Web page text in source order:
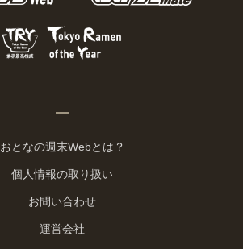
おとなの週末Webとは？
個人情報の取り扱い
お問い合わせ
運営会社